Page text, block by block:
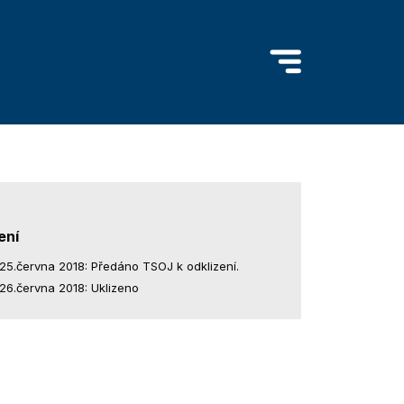
25.června 2018: Předáno TSOJ k odklizení.
26.června 2018: Uklizeno